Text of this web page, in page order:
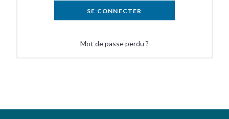
SE CONNECTER
Mot de passe perdu ?